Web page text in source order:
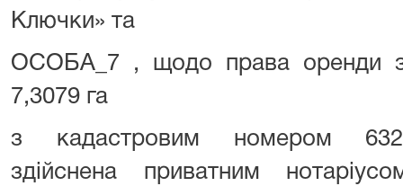
Ключки» та
ОСОБА_7 , щодо права оренди
7,3079 га
з кадастровим номером
здійснена приватним